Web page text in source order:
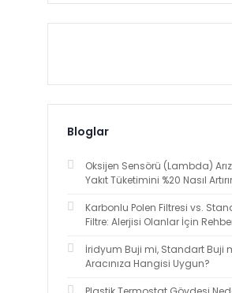
Bloglar
Oksijen Sensörü (Lambda)
Yakıt Tüketimini %20 Nasıl
Karbonlu Polen Filtresi vs.
Filtre: Alerjisi Olanlar İçin
İridyum Buji mi, Standart Buji
Aracınıza Hangisi Uygun?